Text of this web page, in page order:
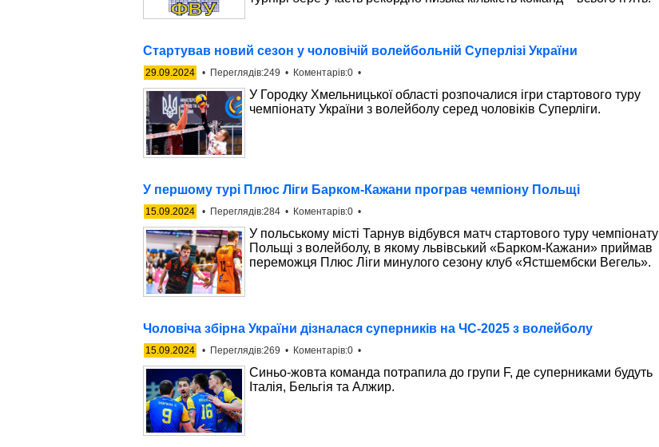
Стартував новий сезон у чоловічій волейбольній Суперлізі України
29.09.2024 • Переглядів:249 • Коментарів:0 •
У Городку Хмельницької області розпочалися ігри стартового туру
чемпіонату України з волейболу серед чоловіків Суперліги.
У першому турі Плюс Ліги Барком-Кажани програв чемпіону Польщі
15.09.2024 • Переглядів:284 • Коментарів:0 •
У польському місті Тарнув відбувся матч стартового туру чемпіонату
Польщі з волейболу, в якому львівський «Барком-Кажани» приймав
переможця Плюс Ліги минулого сезону клуб «Ястшембски Вегель».
Чоловіча збірна України дізналася суперників на ЧС-2025 з волейболу
15.09.2024 • Переглядів:269 • Коментарів:0 •
Синьо-жовта команда потрапила до групи F, де суперниками будуть
Італія, Бельгія та Алжир.